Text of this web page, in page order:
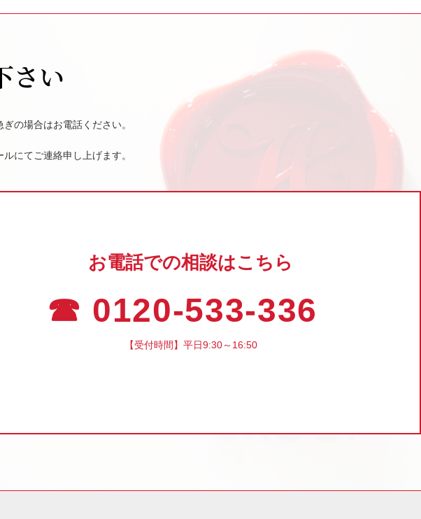
さい
の場合はお電話ください。
にてご連絡申し上げます。
お電話での相談はこちら
☎ 0120-533-336
【受付時間】平日9:30～16:50